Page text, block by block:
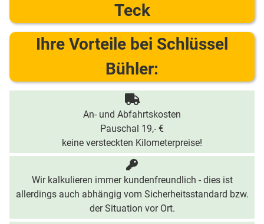
Teck
Ihre Vorteile bei Schlüssel
Bühler:
An- und Abfahrtskosten
Pauschal 19,- €
keine versteckten Kilometerpreise!
Wir kalkulieren immer kundenfreundlich - dies ist
allerdings auch abhängig vom Sicherheitsstandard bzw.
der Situation vor Ort.